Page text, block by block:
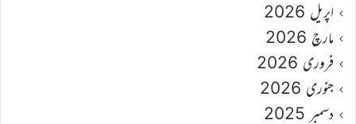
اپریل 2026
مارچ 2026
فروری 2026
جنوری 2026
دسمبر 2025